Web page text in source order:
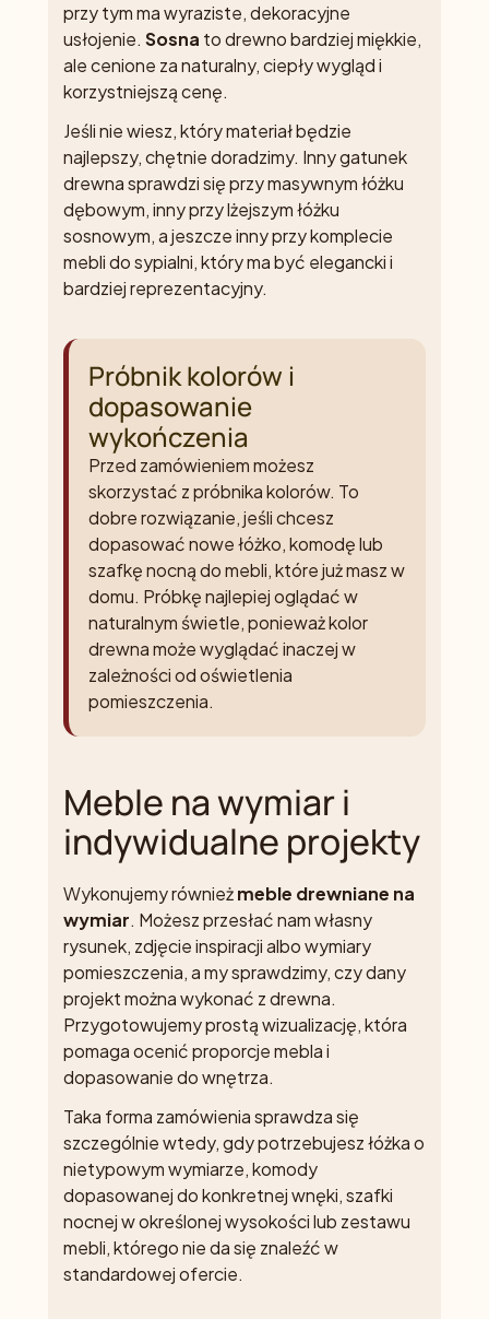
przy tym ma wyraziste, dekoracyjne
usłojenie. Sosna to drewno bardziej miękkie,
ale cenione za naturalny, ciepły wygląd i
korzystniejszą cenę.
Jeśli nie wiesz, który materiał będzie
najlepszy, chętnie doradzimy. Inny gatunek
drewna sprawdzi się przy masywnym łóżku
dębowym, inny przy lżejszym łóżku
sosnowym, a jeszcze inny przy komplecie
mebli do sypialni, który ma być elegancki i
bardziej reprezentacyjny.
Próbnik kolorów i
dopasowanie
wykończenia
Przed zamówieniem możesz
skorzystać z próbnika kolorów. To
dobre rozwiązanie, jeśli chcesz
dopasować nowe łóżko, komodę lub
szafkę nocną do mebli, które już masz w
domu. Próbkę najlepiej oglądać w
naturalnym świetle, ponieważ kolor
drewna może wyglądać inaczej w
zależności od oświetlenia
pomieszczenia.
Meble na wymiar i
indywidualne projekty
Wykonujemy równieżmeble drewniane na
wymiar. Możesz przesłać nam własny
rysunek, zdjęcie inspiracji albo wymiary
pomieszczenia, a my sprawdzimy, czy dany
projekt można wykonać z drewna.
Przygotowujemy prostą wizualizację, która
pomaga ocenić proporcje mebla i
dopasowanie do wnętrza.
Taka forma zamówienia sprawdza się
szczególnie wtedy, gdy potrzebujesz łóżka o
nietypowym wymiarze, komody
dopasowanej do konkretnej wnęki, szafki
nocnej w określonej wysokości lub zestawu
mebli, którego nie da się znaleźć w
standardowej ofercie.